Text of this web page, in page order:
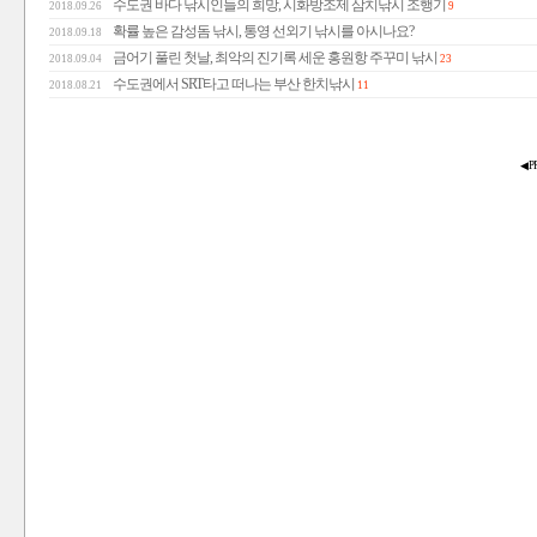
2018.09.26 수도권 바다 낚시인들의 희망, 시화방조제 삼치낚시 조행기9
2018.09.18 확률 높은 감성돔 낚시, 통영 선외기 낚시를 아시나요?
2018.09.04 금어기 풀린 첫날, 최악의 진기록 세운 홍원항 주꾸미 낚시23
2018.08.21 수도권에서 SRT타고 떠나는 부산 한치낚시 11
◀